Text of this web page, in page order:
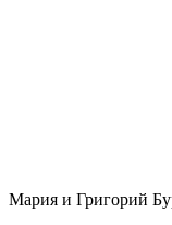
Мария и Григорий